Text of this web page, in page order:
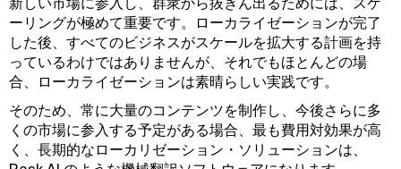
ーリングが極めて重要です。ローカライゼーションが完了
した後、すべてのビジネスがスケールを拡大する計画を持
っているわけではありませんが、それでもほとんどの場
合、ローカライゼーションは素晴らしい実践です。
そのため、常に大量のコンテンツを制作し、今後さらに多
くの市場に参入する予定がある場合、最も費用対効果が高
く、長期的なローカリゼーション・ソリューションは、